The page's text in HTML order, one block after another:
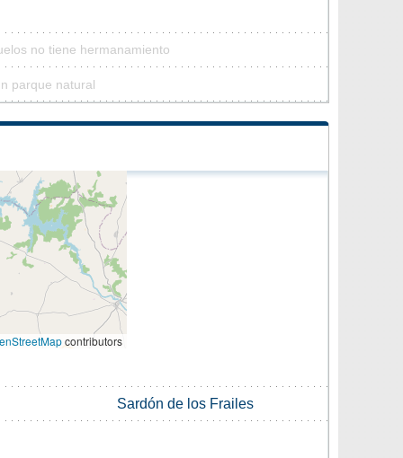
no tiene hermanamiento
parque natural
contributors
Sardón de los Frailes